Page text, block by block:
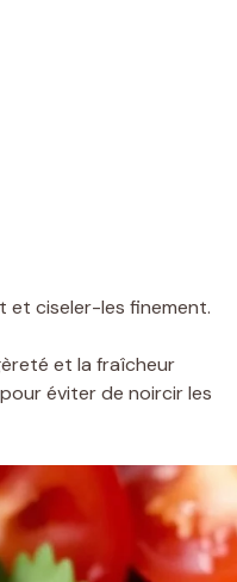
et ciseler-les finement.
et la fraîcheur
éviter de noircir les